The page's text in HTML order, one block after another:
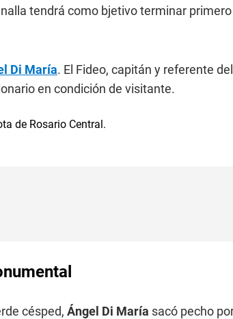
tendrá como bjetivo terminar
Di María. El Fideo, capitán y referente
en condición de visitante.
césped, Ángel Di María sacó pecho